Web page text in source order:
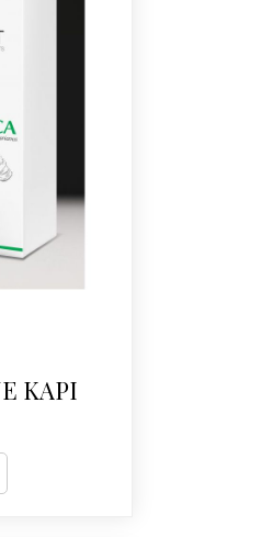
KAPI